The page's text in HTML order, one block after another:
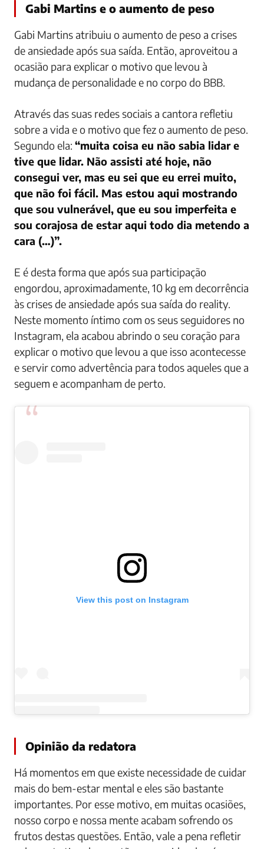
Gabi Martins e o aumento de peso
Gabi Martins atribuiu o aumento de peso a crises
de ansiedade após sua saída. Então, aproveitou a
ocasião para explicar o motivo que levou à
mudança de personalidade e no corpo do BBB.
Através das suas redes sociais a cantora refletiu
sobre a vida e o motivo que fez o aumento de peso.
Segundo ela: “muita coisa eu não sabia lidar e
tive que lidar. Não assisti até hoje, não
consegui ver, mas eu sei que eu errei muito,
que não foi fácil. Mas estou aqui mostrando
que sou vulnerável, que eu sou imperfeita e
sou corajosa de estar aqui todo dia metendo a
cara (…)”.
E é desta forma que após sua participação
engordou, aproximadamente, 10 kg em decorrência
às crises de ansiedade após sua saída do reality.
Neste momento íntimo com os seus seguidores no
Instagram, ela acabou abrindo o seu coração para
explicar o motivo que levou a que isso acontecesse
e servir como advertência para todos aqueles que a
seguem e acompanham de perto.
View this post on Instagram
Opinião da redatora
Há momentos em que existe necessidade de cuidar
mais do bem-estar mental e eles são bastante
importantes. Por esse motivo, em muitas ocasiões,
nosso corpo e nossa mente acabam sofrendo os
frutos destas questões. Então, vale a pena refletir